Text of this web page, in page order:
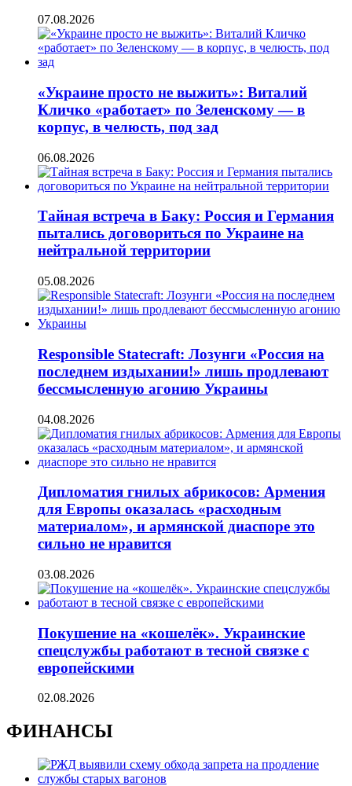
07.08.2026
«Украине просто не выжить»: Виталий
Кличко «работает» по Зеленскому — в
корпус, в челюсть, под зад
06.08.2026
Тайная встреча в Баку: Россия и Германия
пытались договориться по Украине на
нейтральной территории
05.08.2026
Responsible Statecraft: Лозунги «Россия на
последнем издыхании!» лишь продлевают
бессмысленную агонию Украины
04.08.2026
Дипломатия гнилых абрикосов: Армения
для Европы оказалась «расходным
материалом», и армянской диаспоре это
сильно не нравится
03.08.2026
Покушение на «кошелёк». Украинские
спецслужбы работают в тесной связке с
европейскими
02.08.2026
ФИНАНСЫ